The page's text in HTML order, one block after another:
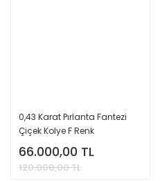
0,43 Karat Pırlanta Fantezi
Çiçek Kolye F Renk
66.000,00 TL
120.000,00 TL